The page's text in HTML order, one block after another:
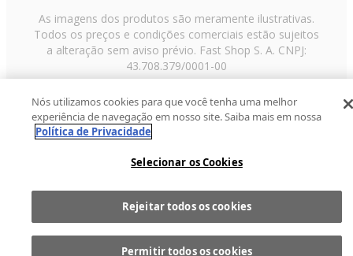
Comprar
As imagens dos produtos são meramente ilustrativas.
Todos os preços e condições comerciais estão sujeitos
a alteração sem aviso prévio. Fast Shop S. A. CNPJ:
43.708.379/0001-00
Paulo/SP, CEP 02029-001, Telefone: 11 3003-3728 ©
2013 Fast Shop - Todos os direitos reservadosRF
Nós utilizamos cookies para que você tenha uma melhor
experiência de navegação em nosso site. Saiba mais em nossa
Política de Privacidade
Selecionar os Cookies
Rejeitar todos os cookies
Permitir todos os cookies